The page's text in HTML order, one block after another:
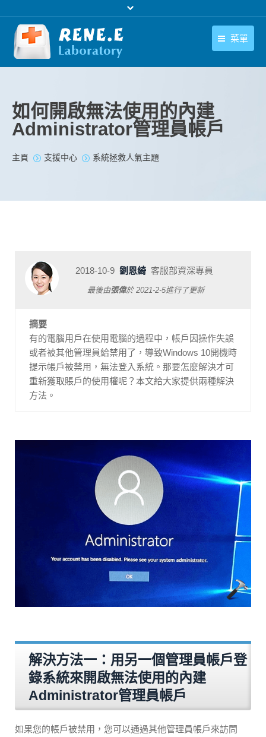
菜單
下載中心
購買
聯絡我們
如何開啟無法使用的內建
Administrator管理員帳戶
您在此处：
主頁 支援中心 系統拯救人氣主題
2018-10-9 劉恩綺 客服部資深專員
最後由張偉於2021-2-5進行了更新
摘要
有的電腦用戶在使用電腦的過程中，帳戶因操作失誤
或者被其他管理員給禁用了，導致Windows 10開機時
提示帳戶被禁用，無法登入系統。那要怎麼解決才可
重新獲取賬戶的使用權呢？本文給大家提供兩種解決
方法。
解決方法一：用另一個管理員帳戶登
錄系統來開啟無法使用的內建
Administrator管理員帳戶
如果您的帳戶被禁用，您可以通過其他管理員帳戶來訪問